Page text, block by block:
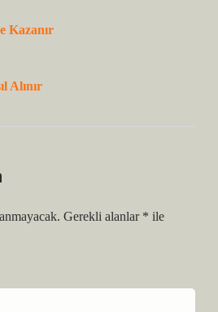
Kazanır
Alınır
Gerekli alanlar * ile